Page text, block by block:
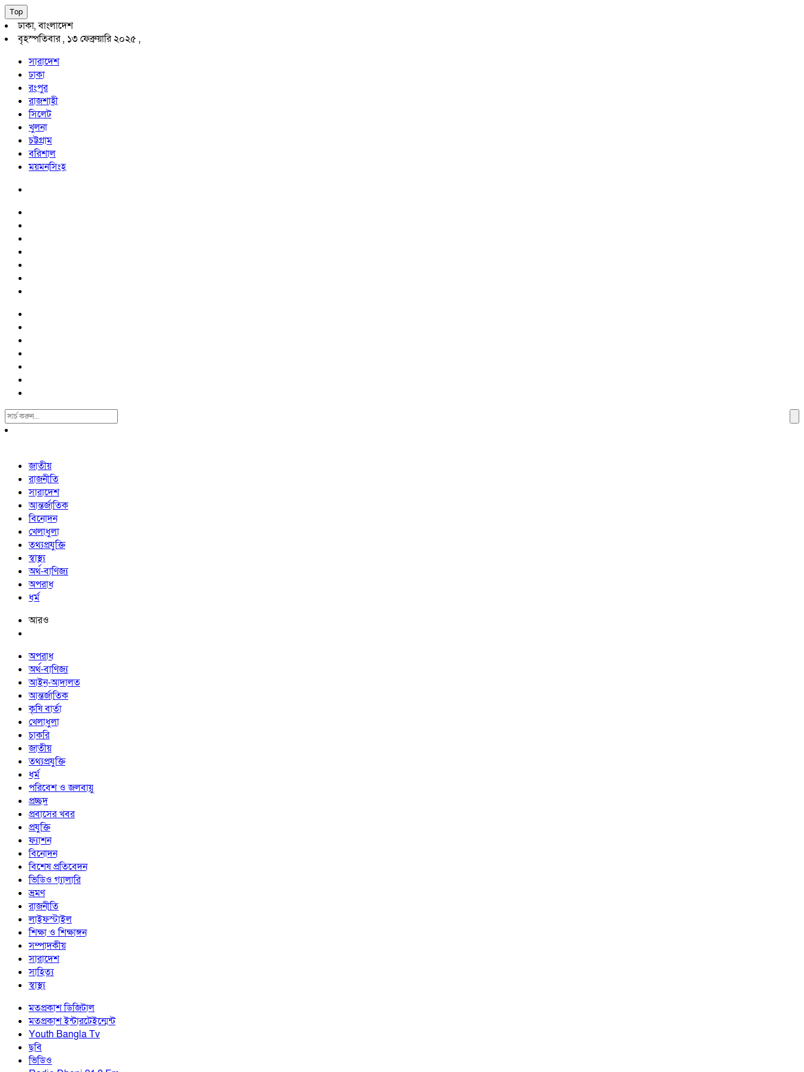
Top
ঢাকা, বাংলাদেশ
বৃহস্পতিবার , ১৩ ফেব্রুয়ারি ২০২৫ ,
সারাদেশ
ঢাকা
রংপুর
রাজশাহী
সিলেট
খুলনা
চট্টগ্রাম
বরিশাল
ময়মনসিংহ
Search
For:
জাতীয়
রাজনীতি
সারাদেশ
আন্তর্জাতিক
বিনোদন
খেলাধুলা
তথ্যপ্রযুক্তি
স্বাস্থ্য
অর্থ-বাণিজ্য
অপরাধ
ধর্ম
আরও
অপরাধ
অর্থ-বাণিজ্য
আইন-আদালত
আন্তর্জাতিক
কৃষি বার্তা
খেলাধুলা
চাকরি
জাতীয়
তথ্যপ্রযুক্তি
ধর্ম
পরিবেশ ও জলবায়ু
প্রচ্ছদ
প্রবাসের খবর
প্রযুক্তি
ফ্যাশন
বিনোদন
বিশেষ প্রতিবেদন
ভিডিও গ্যালারি
ভ্রমণ
রাজনীতি
লাইফস্টাইল
শিক্ষা ও শিক্ষাঙ্গন
সম্পাদকীয়
সারাদেশ
সাহিত্য
স্বাস্থ্য
মতপ্রকাশ ডিজিটাল
মতপ্রকাশ ইন্টারটেইন্মেন্ট
Youth Bangla Tv
ছবি
ভিডিও